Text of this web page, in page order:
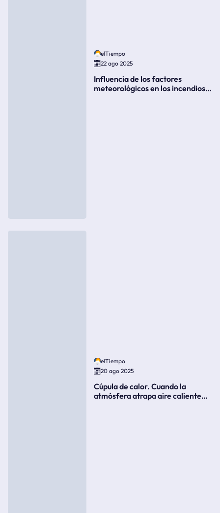
elTiempo
22 ago 2025
Influencia de los factores
meteorológicos en los incendios
elTiempo
20 ago 2025
Cúpula de calor. Cuando la
atmósfera atrapa aire caliente